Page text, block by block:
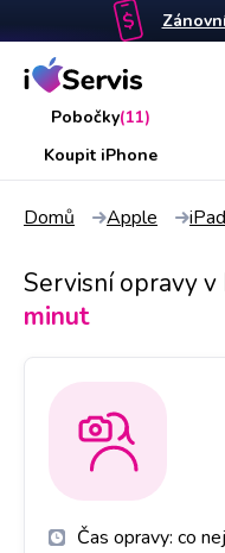
Pobočky(11)
Koupit iPhone
Domů Apple iPad
Servisní opravy v
minut
Čas opravy: co